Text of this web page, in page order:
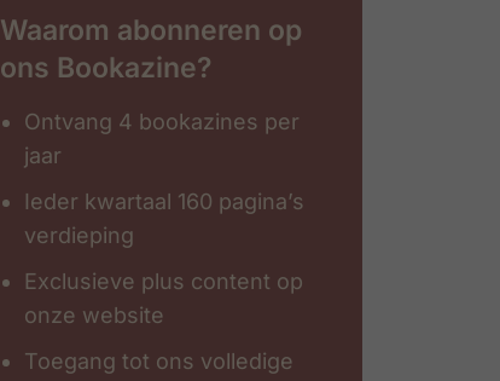
Waarom abonneren op
ons Bookazine?
Ontvang 4 bookazines per
jaar
Ieder kwartaal 160 pagina’s
verdieping
Exclusieve plus content op
onze website
Toegang tot ons volledige